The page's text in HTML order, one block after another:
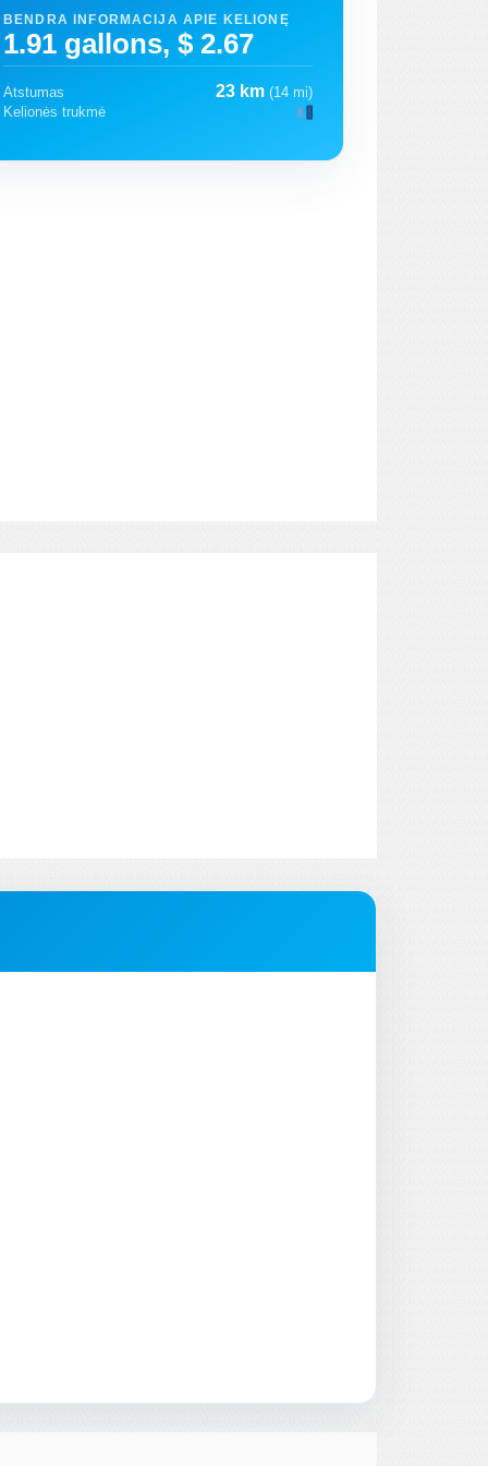
BENDRA INFORMACIJA APIE KELIONĘ
1.91 gallons, $ 2.67
Atstumas 23 km (14 mi)
Kelionės trukmė